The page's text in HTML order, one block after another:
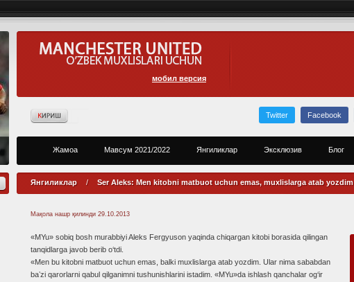
мобил версия
Twitter Facebook
Жамоа Мавсум 2021/2022 Янгиликлар Эксклюзив Блог
Янгиликлар / Ser Aleks: Men kitobni matbuot uchun emas, muxlislarga atab yozdim
Мақола нашр қилинди 29.10.2013
«MYu» sobiq bosh murabbiyi Aleks Fergyuson yaqinda chiqargan kitobi borasida qilingan
tanqidlarga javob berib o‘tdi.
«Men bu kitobni matbuot uchun emas, balki muxlislarga atab yozdim. Ular nima sababdan
baʼzi qarorlarni qabul qilganimni tushunishlarini istadim. «MYu»da ishlash qanchalar og‘ir